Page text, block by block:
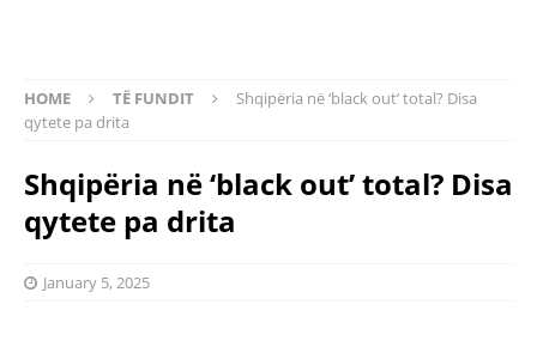
HOME TË FUNDIT
Shqipëria në ‘black out’ total? Disa
qytete pa drita
Shqipëria në ‘black out’ total? Disa
qytete pa drita
January 5, 2025